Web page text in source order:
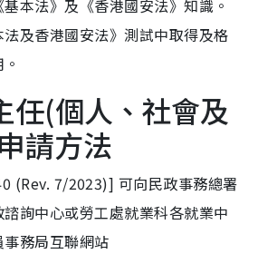
本法》及《香港國安法》知識。
及香港國安法》測試中取得及格
任(個人、社會及
請方法
(Rev. 7/2023)] 可向民政事務總署
詢中心或勞工處就業科各就業中
務局互聯網站